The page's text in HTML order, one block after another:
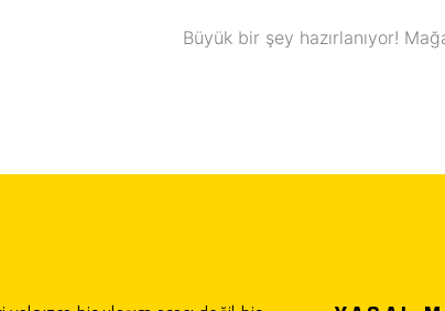
Büyük bir şey hazırlanıyor!